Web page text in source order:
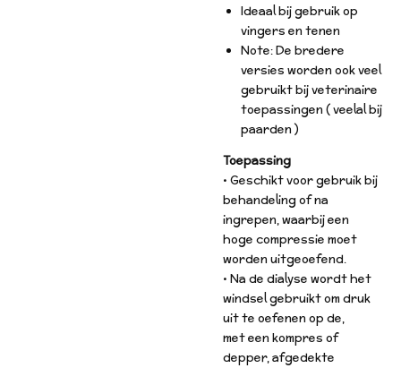
Ideaal bij gebruik op
vingers en tenen
Note: De bredere
versies worden ook veel
gebruikt bij veterinaire
toepassingen ( veelal bij
paarden )
Toepassing
• Geschikt voor gebruik bij
behandeling of na
ingrepen, waarbij een
hoge compressie moet
worden uitgeoefend.
• Na de dialyse wordt het
windsel gebruikt om druk
uit te oefenen op de,
met een kompres of
depper, afgedekte